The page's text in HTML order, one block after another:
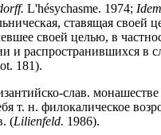
L'hésychasme. 1974;
ставящая своей
своей целью, в
распространившихся в
181).
слав.
н. филокалическое
(Lilienfeld. 1986).